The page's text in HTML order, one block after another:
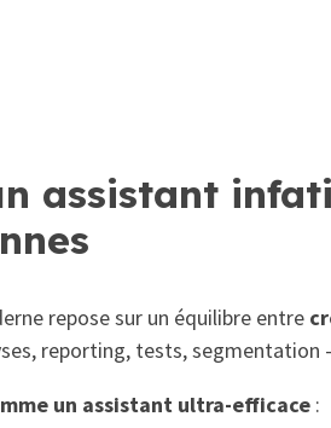
assistant
repose sur un équilibre entre
reporting, tests, segmentation
un assistant ultra-efficace :